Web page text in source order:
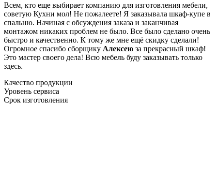
Всем, кто еще выбирает компанию для изготовления мебели,
советую Кухни мол! Не пожалеете! Я заказывала шкаф-купе в
спальню. Начиная с обсуждения заказа и заканчивая
монтажом никаких проблем не было. Все было сделано очень
быстро и качественно. К тому же мне ещё скидку сделали!
Огромное спасибо сборщику Алексею за прекрасный шкаф!
Это мастер своего дела! Всю мебель буду заказывать только
здесь.
Качество продукции
Уровень сервиса
Срок изготовления